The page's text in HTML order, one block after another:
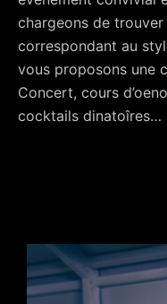
chargeons de
correspondant au
vous proposons une
Concert, cours
cocktails dinatoîres…